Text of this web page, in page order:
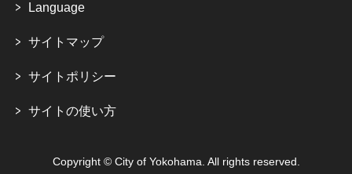
Language
サイトマップ
サイトポリシー
サイトの使い方
Copyright © City of Yokohama. All rights reserved.